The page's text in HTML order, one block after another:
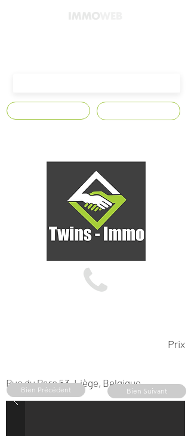
Prix
Rue du Parc 53, Liège, Belgique
Bien Suivant
Bien Précédent